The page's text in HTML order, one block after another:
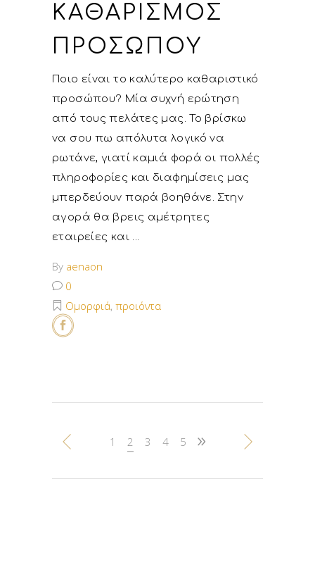
ΚΑΘΑΡΙΣΜΌΣ
ΠΡΟΣΏΠΟΥ
Ποιο είναι το καλύτερο καθαριστικό
προσώπου? Μία συχνή ερώτηση
από τους πελάτες μας. Το βρίσκω
να σου πω απόλυτα λογικό να
ρωτάνε, γιατί καμιά φορά οι πολλές
πληροφορίες και διαφημίσεις μας
μπερδεύουν παρά βοηθάνε. Στην
αγορά θα βρεις αμέτρητες
εταιρείες και
By aenaon
0
Ομορφιά, προιόντα
1 2 3 4 5